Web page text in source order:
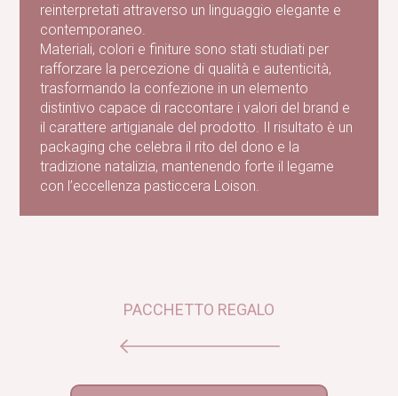
reinterpretati attraverso un linguaggio elegante e
contemporaneo.
Materiali, colori e finiture sono stati studiati per
rafforzare la percezione di qualità e autenticità,
trasformando la confezione in un elemento
distintivo capace di raccontare i valori del brand e
il carattere artigianale del prodotto. Il risultato è un
packaging che celebra il rito del dono e la
tradizione natalizia, mantenendo forte il legame
con l’eccellenza pasticcera Loison.
PACCHETTO REGALO